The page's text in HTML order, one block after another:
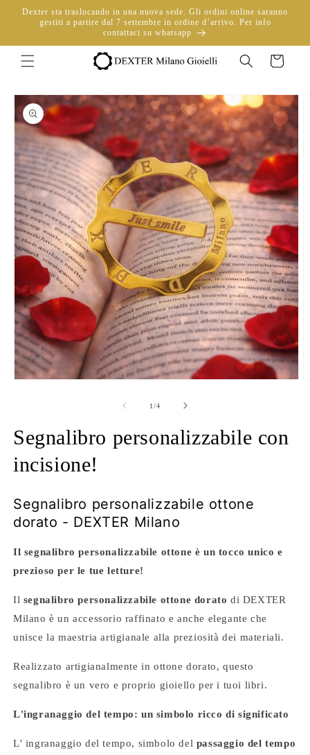
direttamente
ai contenuti
Dexter sta traslocando in una nuova sede. Gli ordini online saranno
gestiti a partire dal 7 settembre in ordine d’arrivo. Per info
contattaci su whatsapp
Carrello
Passa alle
informazioni
sul prodotto
finestra
modale
1/su
4
Segnalibro personalizzabile con
incisione!
Segnalibro personalizzabile ottone
dorato - DEXTER Milano
Il segnalibro personalizzabile ottone è un tocco unico e
prezioso per le tue letture!
Il segnalibro personalizzabile ottone dorato di DEXTER
Milano è un accessorio raffinato e anche elegante che
unisce la maestria artigianale alla preziosità dei materiali.
Realizzato artigianalmente in ottone dorato, questo
segnalibro è un vero e proprio gioiello per i tuoi libri.
L'ingranaggio del tempo:un simbolo ricco di significato
L' ingranaggio del tempo, simbolo del passaggio del tempo